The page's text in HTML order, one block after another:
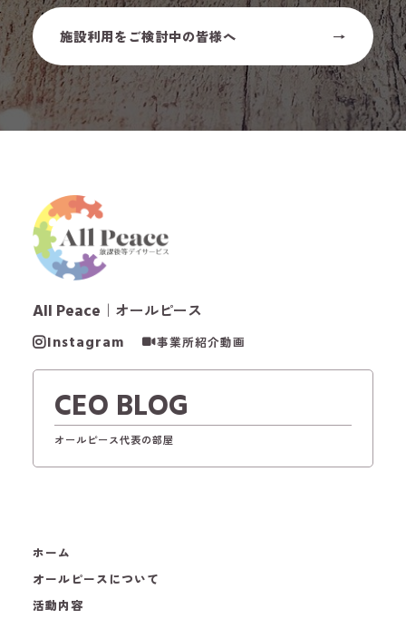
施設利用をご検討中の皆様へ
All Peace ｜オールピース
Instagram 事業所紹介動画
CEO BLOG
オールピース代表の部屋
ホーム
オールピースについて
活動内容